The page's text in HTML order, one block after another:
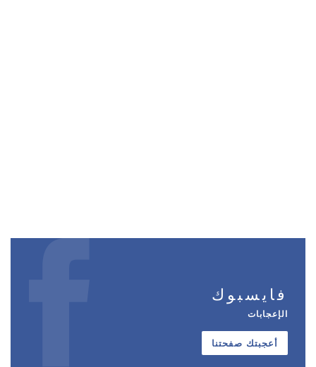
فايسبوك
الإعجابات
أعجبتك صفحتنا